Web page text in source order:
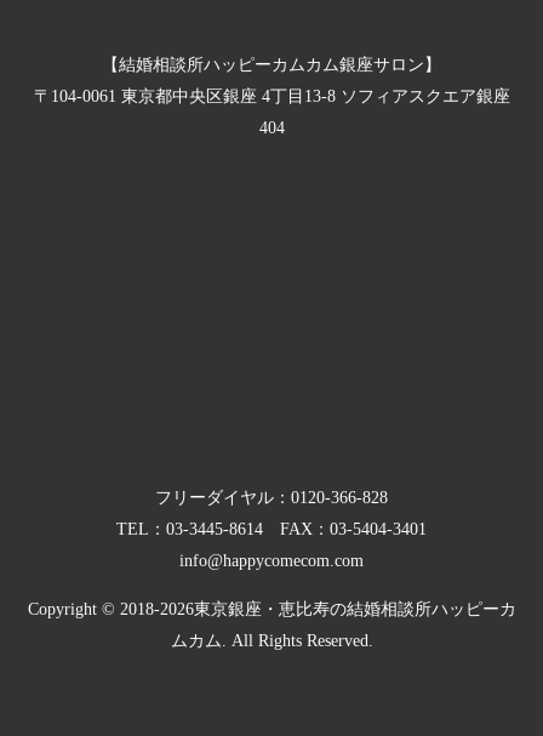
【結婚相談所ハッピーカムカム銀座サロン】
〒104-0061 東京都中央区銀座 4丁目13-8 ソフィアスクエア銀座
404
フリーダイヤル： 0120-366-828
TEL： 03-3445-8614 FAX：03-5404-3401
info@happycomecom.com
Copyright © 2018-2026東京銀座・恵比寿の結婚相談所ハッピーカ
ムカム. All Rights Reserved.